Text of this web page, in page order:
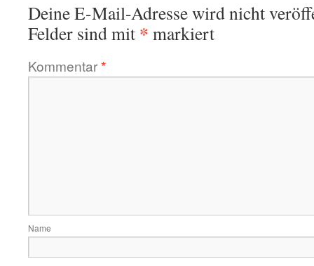
Deine E-Mail-Adresse wird nicht
Felder sind mit * markiert
Kommentar*
Name